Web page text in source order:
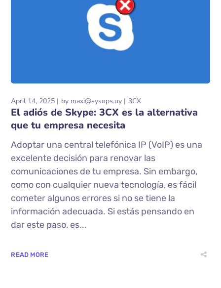
April 14, 2025 by maxi@sysops.uy 3CX
El adiós de Skype: 3CX es la alternativa
que tu empresa necesita
Adoptar una central telefónica IP (VoIP) es una
excelente decisión para renovar las
comunicaciones de tu empresa. Sin embargo,
como con cualquier nueva tecnología, es fácil
cometer algunos errores si no se tiene la
información adecuada. Si estás pensando en
dar este paso, es...
READ MORE